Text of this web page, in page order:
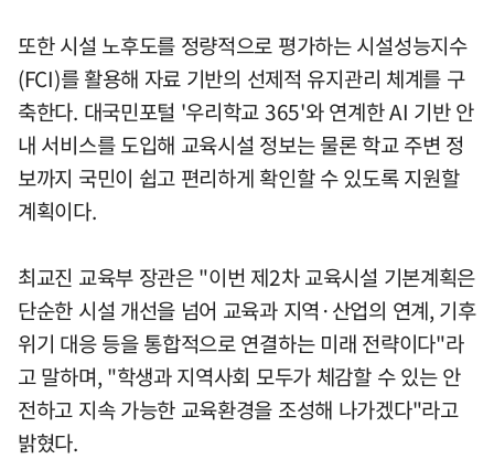
또한 시설 노후도를 정량적으로 평가하는 시설성능지수
(FCI)를 활용해 자료 기반의 선제적 유지관리 체계를 구
축한다. 대국민포털 '우리학교 365'와 연계한 AI 기반 안
내 서비스를 도입해 교육시설 정보는 물론 학교 주변 정
보까지 국민이 쉽고 편리하게 확인할 수 있도록 지원할
계획이다.
최교진 교육부 장관은 "이번 제2차 교육시설 기본계획은
단순한 시설 개선을 넘어 교육과 지역·산업의 연계, 기후
위기 대응 등을 통합적으로 연결하는 미래 전략이다"라
고 말하며, "학생과 지역사회 모두가 체감할 수 있는 안
전하고 지속 가능한 교육환경을 조성해 나가겠다"라고
밝혔다.